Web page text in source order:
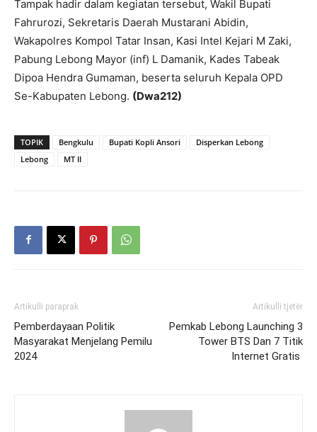
Tampak hadir dalam kegiatan tersebut, Wakil Bupati
Fahrurozi, Sekretaris Daerah Mustarani Abidin,
Wakapolres Kompol Tatar Insan, Kasi Intel Kejari M Zaki,
Pabung Lebong Mayor (inf) L Damanik, Kades Tabeak
Dipoa Hendra Gumaman, beserta seluruh Kepala OPD
Se-Kabupaten Lebong. (Dwa212)
TOPIK Bengkulu Bupati Kopli Ansori
Disperkan Lebong
Lebong
MT II
Artikulli paraprak
Pemberdayaan Politik
Masyarakat Menjelang Pemilu
2024
Artikulli tjetër
Pemkab Lebong Launching 3
Tower BTS Dan 7 Titik
Internet Gratis